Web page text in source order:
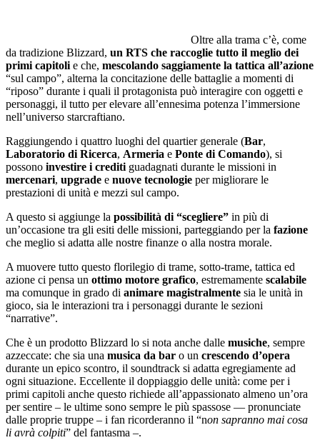
Oltre alla trama c’è, come
da tradizione Blizzard, un RTS che raccoglie tutto il meglio dei
primi capitoli e che, mescolando saggiamente la tattica all’azione
“sul campo”, alterna la concitazione delle battaglie a momenti di
“riposo” durante i quali il protagonista può interagire con oggetti e
personaggi, il tutto per elevare all’ennesima potenza l’immersione
nell’universo starcraftiano.
Raggiungendo i quattro luoghi del quartier generale (Bar,
Laboratorio di Ricerca, Armeria e Ponte di Comando), si
possono investire i crediti guadagnati durante le missioni in
mercenari, upgrade e nuove tecnologie per migliorare le
prestazioni di unità e mezzi sul campo.
A questo si aggiunge la possibilità di “scegliere” in più di
un’occasione tra gli esiti delle missioni, parteggiando per la fazione
che meglio si adatta alle nostre finanze o alla nostra morale.
A muovere tutto questo florilegio di trame, sotto-trame, tattica ed
azione ci pensa un ottimo motore grafico, estremamente scalabile
ma comunque in grado di animare magistralmente sia le unità in
gioco, sia le interazioni tra i personaggi durante le sezioni
“narrative”.
Che è un prodotto Blizzard lo si nota anche dalle musiche, sempre
azzeccate: che sia una musica da bar o un crescendo d’opera
durante un epico scontro, il soundtrack si adatta egregiamente ad
ogni situazione. Eccellente il doppiaggio delle unità: come per i
primi capitoli anche questo richiede all’appassionato almeno un’ora
per sentire – le ultime sono sempre le più spassose — pronunciate
dalle proprie truppe – i fan ricorderanno il “non sapranno mai cosa
li avrà colpiti” del fantasma –.